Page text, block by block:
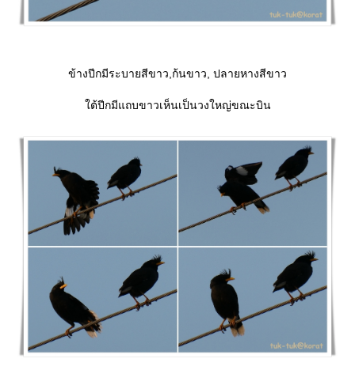
ข้างปีกมีระบายสีขาว,ก้นขาว, ปลายหางสีขาว
ต้ปีกมีแถบขาวเห็นเป็นวงใหญ่ขณะบิน